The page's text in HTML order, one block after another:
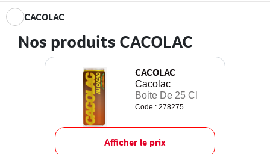
CACOLAC
Nos produits CACOLAC
CACOLAC
Cacolac
Boite De 25 Cl
Code : 278275
Afficher le prix